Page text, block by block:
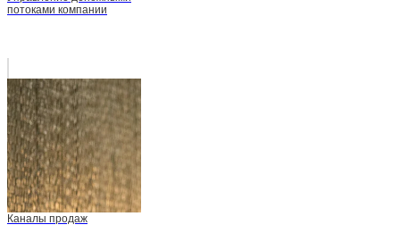
потоками компании
Каналы продаж